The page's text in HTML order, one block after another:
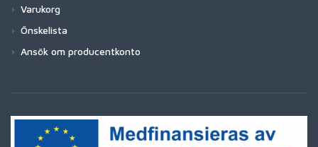
Varukorg
Önskelista
Ansök om producentkonto